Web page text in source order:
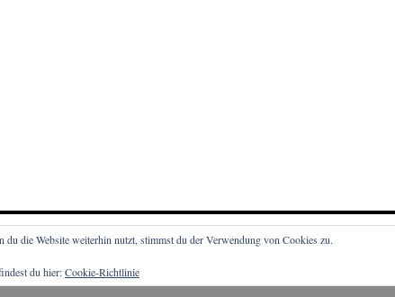
die Website weiterhin nutzt, stimmst du der Verwendung von Cookies zu.
du hier:Cookie-Richtlinie